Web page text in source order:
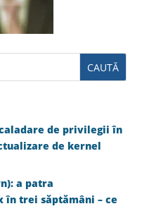
de privilegii în
de kernel
a patra
trei săptămâni – ce